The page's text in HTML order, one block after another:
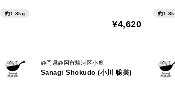
可能です。別途お知らせください。
約1.8kg
¥4,620
静岡県静岡市駿河区小鹿
Sanagi Shokudo (小川 聡美)
約